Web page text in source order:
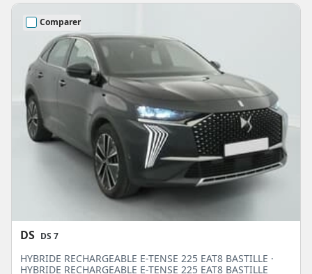
Comparer
DS DS 7
HYBRIDE RECHARGEABLE E-TENSE 225 EAT8 BASTILLE ·
HYBRIDE RECHARGEABLE E-TENSE 225 EAT8 BASTILLE